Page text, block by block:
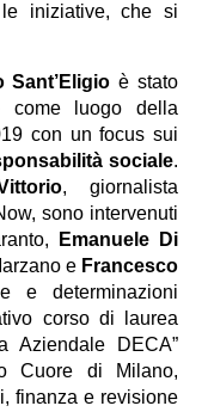
iniziative, che si
Sant’Eligio è stato
come luogo della
con un focus sui
sociale.
, giornalista
sono intervenuti
Emanuele Di
e Francesco
e determinazioni
corso di laurea
Aziendale DECA”
Cuore di Milano,
finanza e revisione